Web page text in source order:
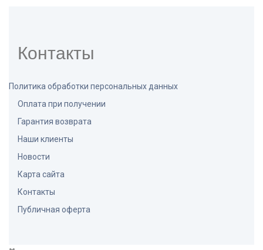
Контакты
Политика обработки персональных данных
Оплата при получении
Гарантия возврата
Наши клиенты
Новости
Карта сайта
Контакты
Публичная оферта